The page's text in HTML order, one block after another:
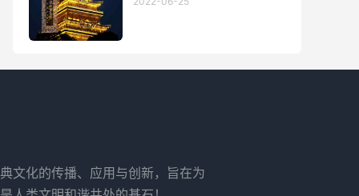
文化的传播、应用与创新，旨在为